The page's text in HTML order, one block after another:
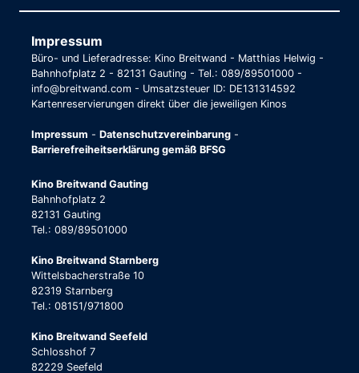
Impressum
Büro- und Lieferadresse: Kino Breitwand - Matthias Helwig -
Bahnhofplatz 2 - 82131 Gauting - Tel.: 089/89501000 -
info@breitwand.com - Umsatzsteuer ID: DE131314592
Kartenreservierungen direkt über die jeweiligen Kinos
Impressum - Datenschutzvereinbarung -
Barrierefreiheitserklärung gemäß BFSG
Kino Breitwand Gauting
Bahnhofplatz 2
82131 Gauting
Tel.: 089/89501000
Kino Breitwand Starnberg
Wittelsbacherstraße 10
82319 Starnberg
Tel.: 08151/971800
Kino Breitwand Seefeld
Schlosshof 7
82229 Seefeld